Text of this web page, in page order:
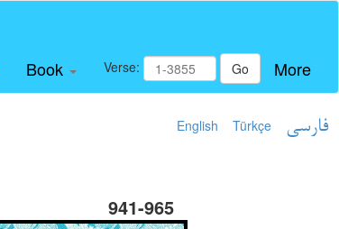
Book Verse: Go More
English Türkçe فارسی
941-965